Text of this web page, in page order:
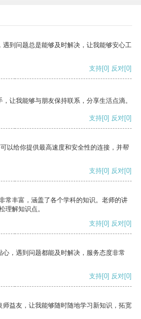
遇到问题总是能够及时解决，让我能够安心工
支持[0] 反对[0]
让我能够与朋友保持联系，分享生活点滴。
支持[0] 反对[0]
以给你提供最高速度和安全性的连接，并帮
支持[0] 反对[0]
常丰富，涵盖了各个学科的知识。老师的讲
理解知识点。
支持[0] 反对[0]
心，遇到问题都能及时解决，服务态度非常
支持[0] 反对[0]
师益友，让我能够随时随地学习新知识，拓宽